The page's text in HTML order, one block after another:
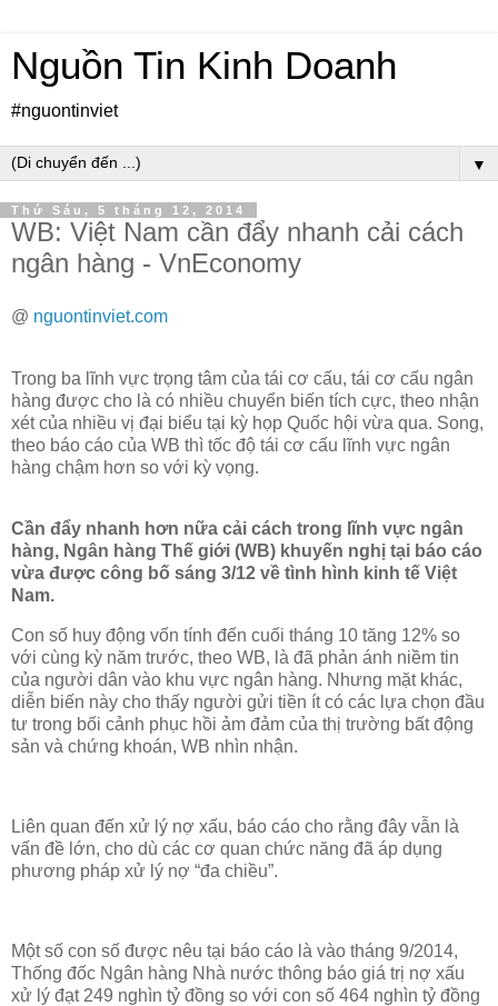
Nguồn Tin Kinh Doanh
#nguontinviet
▼
Thứ Sáu, 5 tháng 12, 2014
WB: Việt Nam cần đẩy nhanh cải cách
ngân hàng - VnEconomy
@ nguontinviet.com
Trong ba lĩnh vực trọng tâm của tái cơ cấu, tái cơ cấu ngân
hàng được cho là có nhiều chuyển biến tích cực, theo nhận
xét của nhiều vị đại biểu tại kỳ họp Quốc hội vừa qua. Song,
theo báo cáo của WB thì tốc độ tái cơ cấu lĩnh vực ngân
hàng chậm hơn so với kỳ vọng.
Cần đẩy nhanh hơn nữa cải cách trong lĩnh vực ngân
hàng, Ngân hàng Thế giới (WB) khuyến nghị tại báo cáo
vừa được công bố sáng 3/12 về tình hình kinh tế Việt
Nam.
Con số huy động vốn tính đến cuối tháng 10 tăng 12% so
với cùng kỳ năm trước, theo WB, là đã phản ánh niềm tin
của người dân vào khu vực ngân hàng. Nhưng mặt khác,
diễn biến này cho thấy người gửi tiền ít có các lựa chọn đầu
tư trong bối cảnh phục hồi ảm đảm của thị trường bất động
sản và chứng khoán, WB nhìn nhận.
Liên quan đến xử lý nợ xấu, báo cáo cho rằng đây vẫn là
vấn đề lớn, cho dù các cơ quan chức năng đã áp dụng
phương pháp xử lý nợ “đa chiều”.
Một số con số được nêu tại báo cáo là vào tháng 9/2014,
Thống đốc Ngân hàng Nhà nước thông báo giá trị nợ xấu
xử lý đạt 249 nghìn tỷ đồng so với con số 464 nghìn tỷ đồng